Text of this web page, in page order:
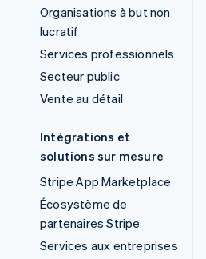
Organisations à but non
lucratif
Services professionnels
Secteur public
Vente au détail
Intégrations et
solutions sur mesure
Stripe App Marketplace
Écosystème de
partenaires Stripe
Services aux entreprises